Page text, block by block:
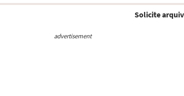
Solicite
advertisement